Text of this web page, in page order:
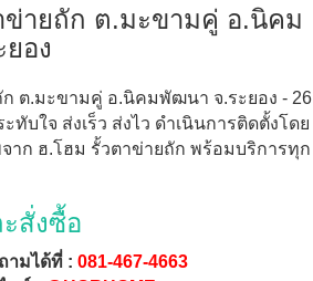
ข่ายถัก ต.มะขามคู่ อ.นิคม
อง
ก ต.มะขามคู่ อ.นิคมพัฒนา จ.ระยอง - 26
ทับใจ ส่งเร็ว ส่งไว ดำเนินการติดตั้งโดย
าก ฮ.โฮม รั้วตาข่ายถัก พร้อมบริการทุก
สั่งซื้อ
ามได้ที่ : 081-467-4663